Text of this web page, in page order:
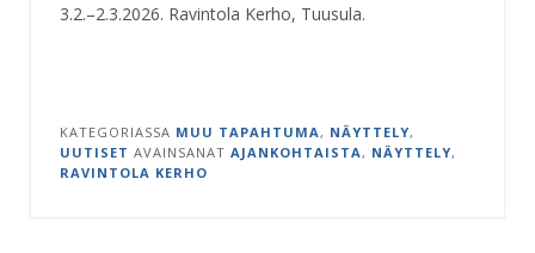
3.2.–2.3.2026. Ravintola Kerho, Tuusula.
KATEGORIASSA MUU TAPAHTUMA , NÄYTTELY,
UUTISET AVAINSANAT AJANKOHTAISTA , NÄYTTELY,
RAVINTOLA KERHO